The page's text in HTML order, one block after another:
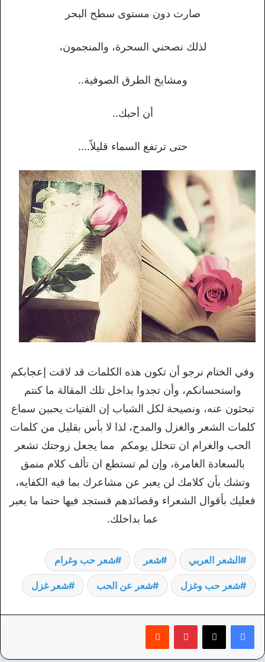
صارت دون مستوى سطح البحر
لذلك نصحني السحرة، والمنجمون،
ومشايخ الطرق الصوفية..
أن أحبك..
حتى ترتفع السماء قليلاً….
وفي الختام نرجو أن تكون هذه الكلمات قد لاقت إعجابكم
واستحسانكم، وأن تجدوا بداخل تلك المقالة ما كنتم
تبحثون عنه، ونصيحة لكل الشباب إن الفتيات يحببن سماع
كلمات الشعر والغزل والمدح، لذا لا بأس بقليل من كلمات
الحب والغرام ان تتخلل يومكم مما يجعل زوجتك تشعر
بالسعادة الغامرة، وإن لم تستطع ان تألف كلام منمق
وتشك بأن كلامك لن يعبر عن مشاعرك بما فيه الكفايه،
فعليك بأقوال الشعراء وقصائدهم فستجد فيها حتما ما يعبر
عما بداخلك.
الشعر العربي شعر شعر حب وغرام
شعر حب وغزل شعر عن الحب شعر غزل
بينتيريست